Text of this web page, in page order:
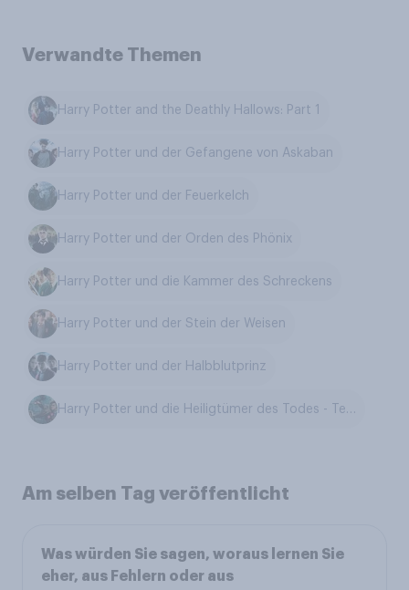
Verwandte Themen
Harry Potter and the Deathly Hallows: Part 1
Harry Potter und der Gefangene von Askaban
Harry Potter und der Feuerkelch
Harry Potter und der Orden des Phönix
Harry Potter und die Kammer des Schreckens
Harry Potter und der Stein der Weisen
Harry Potter und der Halbblutprinz
Harry Potter und die Heiligtümer des Todes - Teil 2
Am selben Tag veröffentlicht
Was würden Sie sagen, woraus lernen Sie
eher, aus Fehlern oder aus